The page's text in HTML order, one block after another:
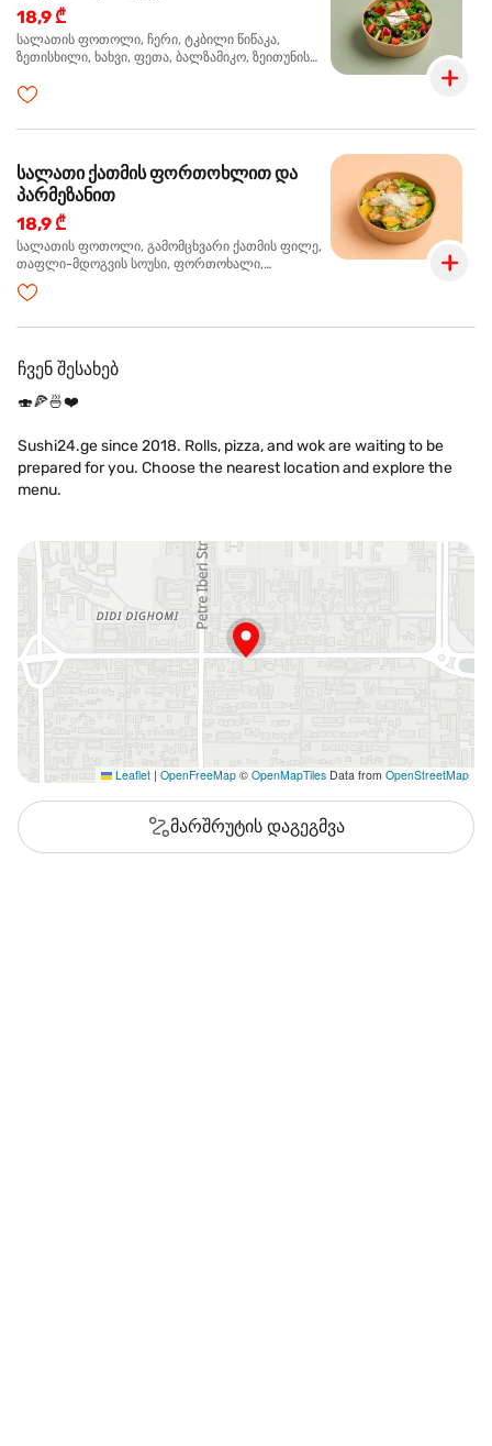
18,9 ₾
სალათის ფოთოლი, ჩერი, ტკბილი წიწაკა,
ზეთისხილი, ხახვი, ფეთა, ბალზამიკო, ზეითუნის
სალათი ქათმის ფორთოხლით და
პარმეზანით
18,9 ₾
სალათის ფოთოლი, გამომცხვარი ქათმის ფილე,
თაფლი-მდოგვის სოუსი, ფორთოხალი,
პარმეზანი, ტუფელის ზეთი
ჩვენ შესახებ
🍣🍕🍜❤️
Sushi24.ge since 2018. Rolls, pizza, and wok are waiting to be
prepared for you. Choose the nearest location and explore the
menu.
Leaflet | OpenFreeMap © OpenMapTiles Data from OpenStreetMap
მარშრუტის დაგეგმვა